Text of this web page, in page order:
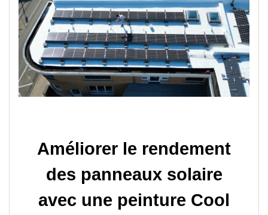
Améliorer le rendement
des panneaux solaire
avec une peinture Cool